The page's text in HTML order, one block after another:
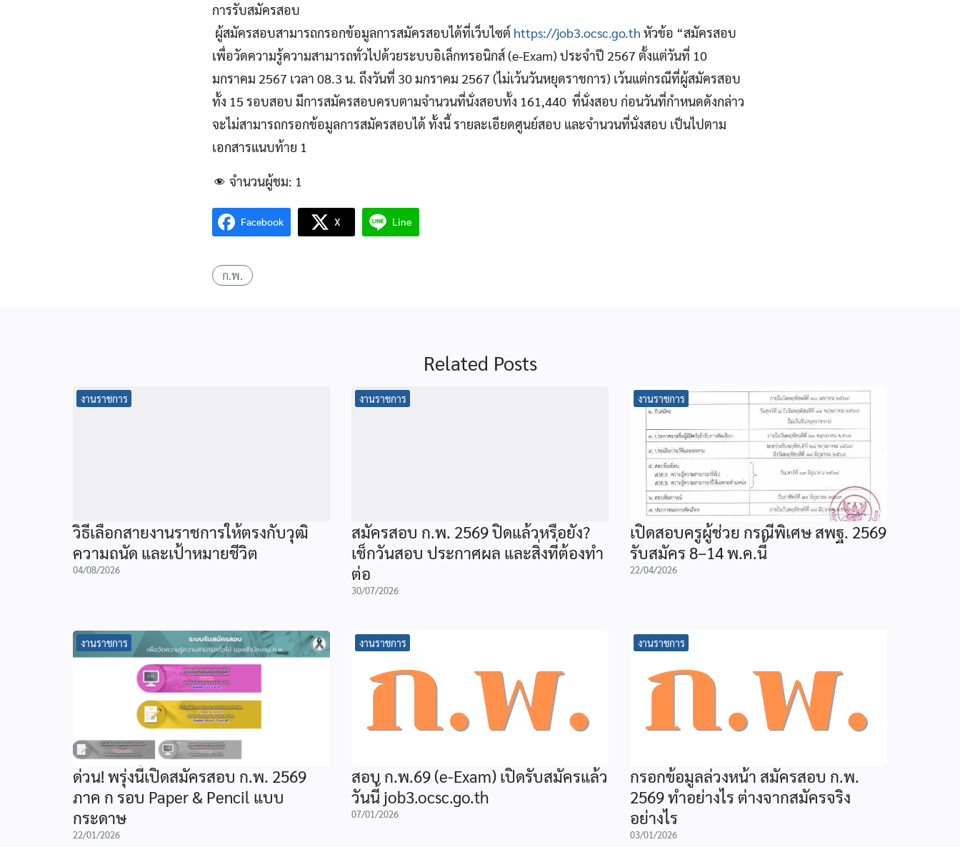
การรับสมัครสอบ
ผู้สมัครสอบสามารถกรอกข้อมูลการสมัครสอบได้ที่เว็บไซต์ https://job3.ocsc.go.th หัวข้อ “สมัครสอบ
เพื่อวัดความรู้ความสามารถทั่วไปด้วยระบบอิเล็กทรอนิกส์ (e-Exam) ประจำปี 2567 ตั้งแต่วันที่ 10
มกราคม 2567 เวลา 08.3 น. ถึงวันที่ 30 มกราคม 2567 (ไม่เว้นวันหยุดราชการ) เว้นแต่กรณีที่ผู้สมัครสอบ
ทั้ง 15 รอบสอบ มีการสมัครสอบครบตามจำนวนที่นั่งสอบทั้ง 161,440 ที่นั่งสอบ ก่อนวันที่กำหนดดังกล่าว
จะไม่สามารถกรอกข้อมูลการสมัครสอบได้ ทั้งนี้ รายละเอียดศูนย์สอบ และจำนวนที่นั่งสอบ เป็นไปตาม
เอกสารแนบท้าย 1
จำนวนผู้ชม: 1
Facebook X Line
ก.พ.
Related Posts
งานราชการ
วิธีเลือกสายงานราชการให้ตรงกับวุฒิ
ความถนัด และเป้าหมายชีวิต
04/08/2026
งานราชการ
สมัครสอบ ก.พ. 2569 ปิดแล้วหรือยัง?
เช็กวันสอบ ประกาศผล และสิ่งที่ต้องทำ
ต่อ
30/07/2026
งานราชการ
เปิดสอบครูผู้ช่วย กรณีพิเศษ สพฐ. 2569
รับสมัคร 8–14 พ.ค.นี้
22/04/2026
งานราชการ
ด่วน! พรุ่งนี้เปิดสมัครสอบ ก.พ. 2569
ภาค ก รอบ Paper & Pencil แบบ
กระดาษ
22/01/2026
งานราชการ
สอบ ก.พ.69 (e-Exam) เปิดรับสมัครแล้ว
วันนี้ job3.ocsc.go.th
07/01/2026
งานราชการ
กรอกข้อมูลล่วงหน้า สมัครสอบ ก.พ.
2569 ทำอย่างไร ต่างจากสมัครจริง
อย่างไร
03/01/2026